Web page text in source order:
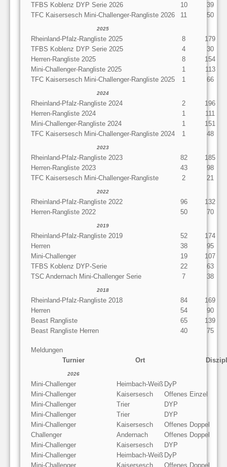
TFBS Koblenz DYP Serie 2026
10
39
TFC Kaisersesch Mini-Challenger-Rangliste 2026
11 50
2025
Rheinland-Pfalz-Rangliste 2025 8
179
TFBS Koblenz DYP Serie 2025
4
30
Herren-Rangliste 2025
8
154
Mini-Challenger-Rangliste 2025
1
113
TFC Kaisersesch Mini-Challenger-Rangliste 2025
1 66
2024
Rheinland-Pfalz-Rangliste 2024 2
196
Herren-Rangliste 2024
1
111
Mini-Challenger-Rangliste 2024
1
151
TFC Kaisersesch Mini-Challenger-Rangliste 2024
1 48
2023
Rheinland-Pfalz-Rangliste 2023 82
185
Herren-Rangliste 2023
43
98
TFC Kaisersesch Mini-Challenger-Rangliste
2 21
2022
Rheinland-Pfalz-Rangliste 2022 96
132
Herren-Rangliste 2022
50 70
2019
Rheinland-Pfalz-Rangliste 2019 52
174
Herren
38
95
Mini-Challenger
19
107
TFBS Koblenz DYP-Serie
22
63
TSC Andernach Mini-Challenger Serie
7 38
2018
Rheinland-Pfalz-Rangliste 2018 84
169
Herren
54
90
Beast Rangliste
65
139
Beast Rangliste Herren
40 75
Meldungen
Turnier
Ort
2026
Mini-Challenger Heimbach-Weiß DyP
Mini-Challenger
Kaisersesch
Offenes Einzel
Mini-Challenger
Trier
DYP
Mini-Challenger
Trier
DYP
Mini-Challenger
Kaisersesch
Offenes Doppel
Challenger
Andernach
Offenes Doppel
Mini-Challenger
Kaisersesch
DYP
Mini-Challenger
Heimbach-Weiß DyP
Mini-Challenger
Kaisersesch Offenes Doppel